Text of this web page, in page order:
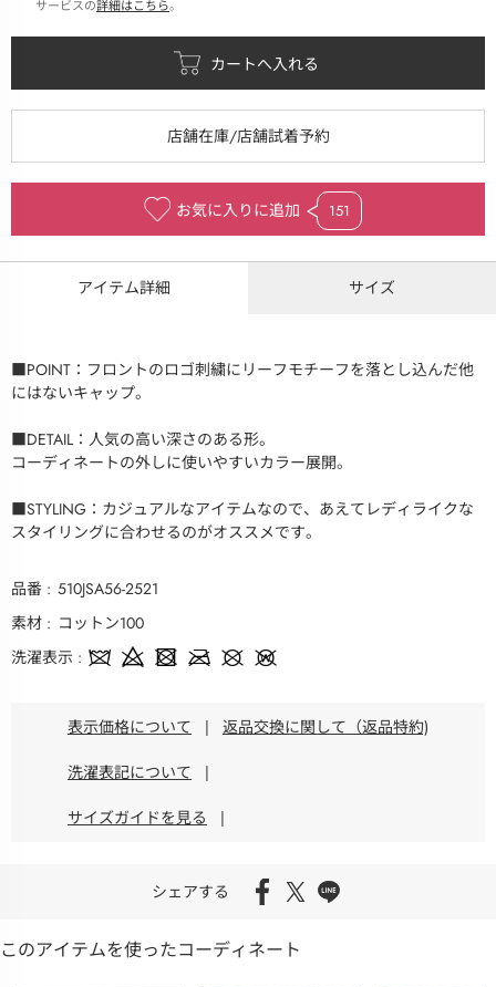
サービスの詳細はこちら。
お気に入りに追加 151
アイテム詳細 サイズ
■POINT：フロントのロゴ刺繍にリーフモチーフを落とし込んだ他
にはないキャップ。
■DETAIL：人気の高い深さのある形。
コーディネートの外しに使いやすいカラー展開。
■STYLING：カジュアルなアイテムなので、あえてレディライクな
スタイリングに合わせるのがオススメです。
品番
510JSA56-2521
素材
コットン100
洗濯表示
表示価格について | 返品交換に関して（返品特約)
洗濯表記について |
サイズガイドを見る |
シェアする
このアイテムを使ったコーディネート